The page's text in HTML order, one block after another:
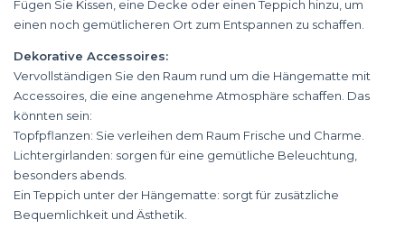
Fügen Sie Kissen, eine Decke oder einen Teppich hinzu, um
einen noch gemütlicheren Ort zum Entspannen zu schaffen.
Dekorative Accessoires:
Vervollständigen Sie den Raum rund um die Hängematte mit
Accessoires, die eine angenehme Atmosphäre schaffen. Das
könnten sein:
Topfpflanzen: Sie verleihen dem Raum Frische und Charme.
Lichtergirlanden: sorgen für eine gemütliche Beleuchtung,
besonders abends.
Ein Teppich unter der Hängematte: sorgt für zusätzliche
Bequemlichkeit und Ästhetik.